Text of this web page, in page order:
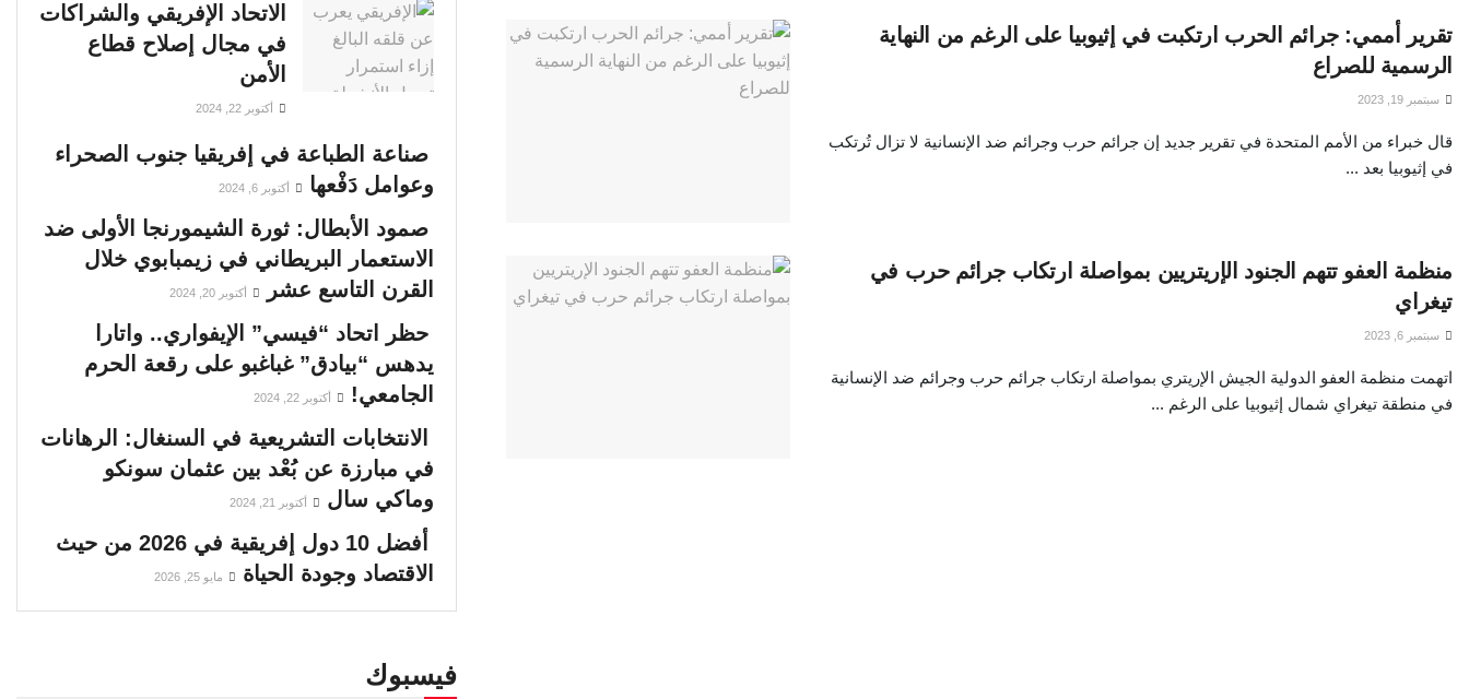
تقرير أممي: جرائم الحرب ارتكبت في إثيوبيا على الرغم من النهاية
الرسمية للصراع
سبتمبر 19, 2023
قال خبراء من الأمم المتحدة في تقرير جديد إن جرائم حرب وجرائم ضد الإنسانية لا تزال تُرتكب
في إثيوبيا بعد ...
منظمة العفو تتهم الجنود الإريتريين بمواصلة ارتكاب جرائم حرب في
تيغراي
سبتمبر 6, 2023
اتهمت منظمة العفو الدولية الجيش الإريتري بمواصلة ارتكاب جرائم حرب وجرائم ضد الإنسانية
في منطقة تيغراي شمال إثيوبيا على الرغم ...
الاتحاد الإفريقي والشراكات
في مجال إصلاح قطاع
الأمن
أكتوبر 22, 2024
صناعة الطباعة في إفريقيا جنوب الصحراء
وعوامل دَفْعها
أكتوبر 6, 2024
صمود الأبطال: ثورة الشيمورنجا الأولى ضد
الاستعمار البريطاني في زيمبابوي خلال
القرن التاسع عشر
أكتوبر 20, 2024
حظر اتحاد “فيسي” الإيفواري.. واتارا
يدهس “بيادق” غباغبو على رقعة الحرم
الجامعي!
أكتوبر 22, 2024
الانتخابات التشريعية في السنغال: الرهانات
في مبارزة عن بُعْد بين عثمان سونكو
وماكي سال
أكتوبر 21, 2024
أفضل 10 دول إفريقية في 2026 من حيث
الاقتصاد وجودة الحياة
مايو 25, 2026
فيسبوك